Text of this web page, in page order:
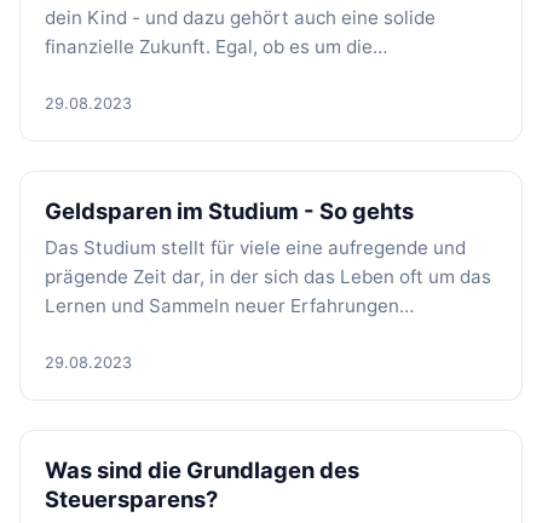
dein Kind - und dazu gehört auch eine solide
finanzielle Zukunft. Egal, ob es um die…
29.08.2023
Geldsparen im Studium - So gehts
Das Studium stellt für viele eine aufregende und
prägende Zeit dar, in der sich das Leben oft um das
Lernen und Sammeln neuer Erfahrungen…
29.08.2023
Was sind die Grundlagen des
Steuersparens?